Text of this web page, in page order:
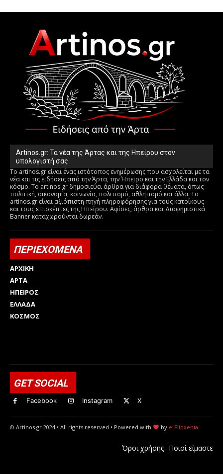
Artinos.gr: Τα νέα της Άρτας και της Ηπείρου στον
υπολογιστή σας
Το artinos.gr είναι ένας ιστότοπος ενημέρωσης που ασχολείται με τα
νέα και τις ειδήσεις από την Άρτα, την Ήπειρο και την Ελλάδα και τον
κόσμο. Το artinos.gr δημοσιεύει άρθρα για διάφορα θέματα, όπως
πολιτική, οικονομία, κοινωνία, πολιτισμό, αθλητισμό και άλλα. Το
artinos.gr είναι αξιόπιστη πηγή πληροφόρησης για τους κατοίκους
και τους επισκέπτες της Ηπείρου. Αφίσες, άρθρα και Διαφημιστικά
Banner καταχωρούνται δωρεάν.
ΠΕΡΙΕΧΟΜΕΝΑ
ΑΡΧΙΚΗ
ΑΡΤΑ
ΗΠΕΙΡΟΣ
ΕΛΛΑΔΑ
ΚΟΣΜΟΣ
GET SOCIAL
Facebook Instagram X
© Artinos.gr 2024 • All rights reserved • Powered with by e-Filoxenia
Όροι χρήσης Ποιοί είμαστε